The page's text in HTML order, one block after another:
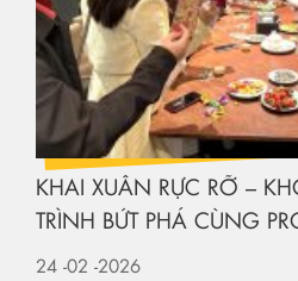
KHAI XUÂN RỰC RỠ –
TRÌNH BỨT PHÁ CÙNG
24 -02 -2026